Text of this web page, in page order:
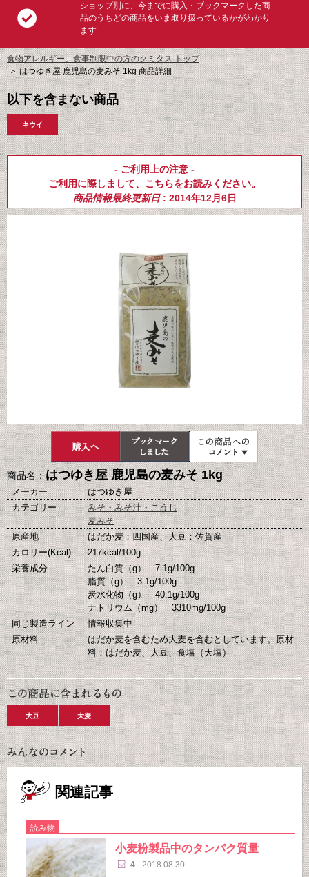
ショップ別に、今までに購入・ブックマークした商
品のうちどの商品をいま取り扱っているかがわかり
ます
食物アレルギー、食事制限中の方のクミタス トップ
＞はつゆき屋 鹿児島の麦みそ 1kg 商品詳細
以下を含まない商品
キウイ
- ご利用上の注意 -
ご利用に際しまして、 こちらをお読みください。
商品情報最終更新日: 2014年12月6日
商品名：はつゆき屋 鹿児島の麦みそ 1kg
メーカー
はつゆき屋
カテゴリー
みそ・みそ汁・こうじ
麦みそ
原産地
はだか麦：四国産、大豆：佐賀産
カロリー(Kcal)
217kcal/100g
栄養成分
たん白質（g） 7.1g/100g
脂質（g） 3.1g/100g
炭水化物（g） 40.1g/100g
ナトリウム（mg） 3310mg/100g
同じ製造ライン
情報収集中
原材料
はだか麦を含むため大麦を含むとしています。原材
料：はだか麦、大豆、食塩（天塩）
大豆 大麦
関連記事
読み物
小麦粉製品中のタンパク質量
4 2018.08.30